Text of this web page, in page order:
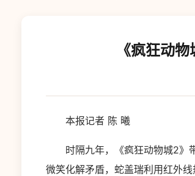
《疯狂动
本报记者 陈 曦
时隔九年，《疯狂动物城2》带
微笑化解矛盾，蛇盖瑞利用红外